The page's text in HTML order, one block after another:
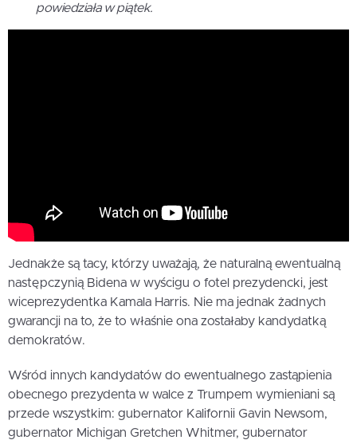
powiedziała w piątek.
Jednakże są tacy, którzy uważają, że naturalną ewentualną
następczynią Bidena w wyścigu o fotel prezydencki, jest
wiceprezydentka Kamala Harris. Nie ma jednak żadnych
gwarancji na to, że to właśnie ona zostałaby kandydatką
demokratów.
Wśród innych kandydatów do ewentualnego zastąpienia
obecnego prezydenta w walce z Trumpem wymieniani są
przede wszystkim: gubernator Kalifornii Gavin Newsom,
gubernator Michigan Gretchen Whitmer, gubernator